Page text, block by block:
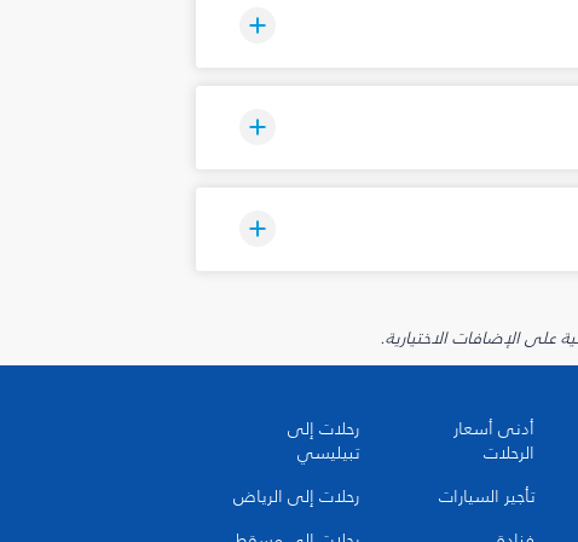
أدنى أسعار
الرحلات
تأجير السيارات
رحلات إلى
تبيليسي
رحلات إلى الرياض